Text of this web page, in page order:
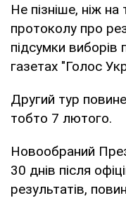
Не пізніше, ніж на
протоколу про
підсумки виборів
газетах "Голос
Другий тур
тобто 7 лютого.
Новообраний
30 днів після
результатів,